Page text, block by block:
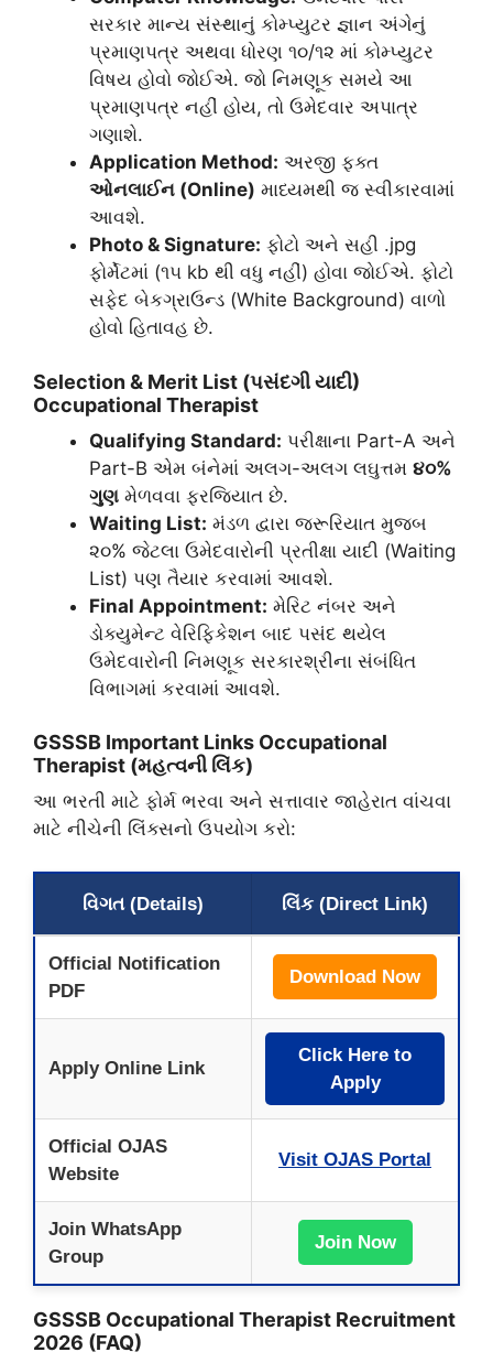
સરકાર માન્ય સંસ્થાનું કોમ્પ્યુટર જ્ઞાન અંગેનું
પ્રમાણપત્ર અથવા ધોરણ ૧૦/૧૨ માં કોમ્પ્યુટર
વિષય હોવો જોઈએ. જો નિમણૂક સમયે આ
પ્રમાણપત્ર નહીં હોય, તો ઉમેદવાર અપાત્ર
ગણાશે.
Application Method: અરજી ફક્ત
ઓનલાઈન (Online) માધ્યમથી જ સ્વીકારવામાં
આવશે.
Photo & Signature: ફોટો અને સહી .jpg
ફોર્મેટમાં (૧૫ kb થી વધુ નહીં) હોવા જોઈએ. ફોટો
સફેદ બેકગ્રાઉન્ડ (White Background) વાળો
હોવો હિતાવહ છે.
​Selection & Merit List (પસંદગી યાદી)
Occupational Therapist
Qualifying Standard: પરીક્ષાના Part-A અને
Part-B એમ બંનેમાં અલગ-અલગ લઘુત્તમ ૪૦%
ગુણ મેળવવા ફરજિયાત છે.
Waiting List: મંડળ દ્વારા જરૂરિયાત મુજબ
૨૦% જેટલા ઉમેદવારોની પ્રતીક્ષા યાદી (Waiting
List) પણ તૈયાર કરવામાં આવશે.
Final Appointment: મેરિટ નંબર અને
ડોક્યુમેન્ટ વેરિફિકેશન બાદ પસંદ થયેલ
ઉમેદવારોની નિમણૂક સરકારશ્રીના સંબંધિત
વિભાગમાં કરવામાં આવશે.
​GSSSB Important Links Occupational
Therapist (મહત્વની લિંક)
​આ ભરતી માટે ફોર્મ ભરવા અને સત્તાવાર જાહેરાત વાંચવા
માટે નીચેની લિંક્સનો ઉપયોગ કરો:
વિગત (Details) લિંક (Direct Link)
Official Notification
PDF
Download Now
Apply Online Link
Click Here to
Apply
Official OJAS
Website
Visit OJAS Portal
Join WhatsApp
Group
Join Now
GSSSB Occupational Therapist Recruitment
2026 (FAQ)